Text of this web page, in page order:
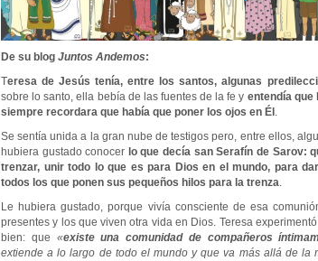
De su blog Juntos Andemos:
Teresa de Jesús tenía, entre los santos, algunas
sobre lo santo, ella bebía de las fuentes de la fe y entendía que
siempre recordara que había que poner los ojos en Él .
Se sentía unida a la gran nube de testigos pero, entre ellos,
hubiera gustado conocer lo que decía san Serafín de Sarov:
trenzar, unir todo lo que es para Dios en el mundo, para
todos los que ponen sus pequeños hilos para la trenza.
Le hubiera gustado, porque vivía consciente de esa
presentes y los que viven otra vida en Dios. Teresa
bien: que «existe una comunidad de compañeros
extiende a lo largo de todo el mundo y que va más allá de la